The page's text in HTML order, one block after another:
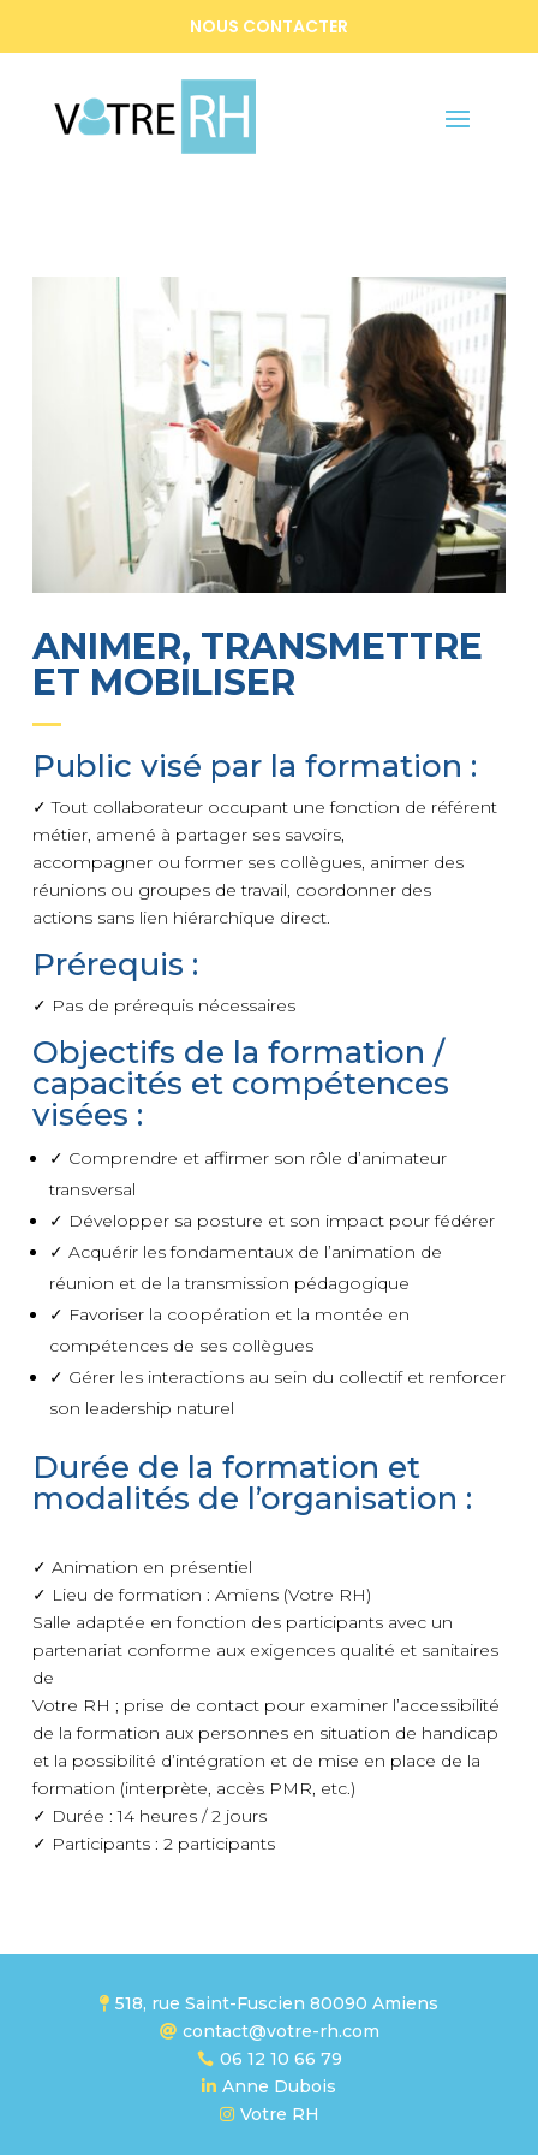
NOUS CONTACTER
ANIMER, TRANSMETTRE
ET MOBILISER
Public visé par la formation :
✓ Tout collaborateur occupant une fonction de référent
métier, amené à partager ses savoirs,
accompagner ou former ses collègues, animer des
réunions ou groupes de travail, coordonner des
actions sans lien hiérarchique direct.
Prérequis :
✓ Pas de prérequis nécessaires
Objectifs de la formation /
capacités et compétences
visées :
✓ Comprendre et affirmer son rôle d’animateur
transversal
✓ Développer sa posture et son impact pour fédérer
✓ Acquérir les fondamentaux de l’animation de
réunion et de la transmission pédagogique
✓ Favoriser la coopération et la montée en
compétences de ses collègues
✓ Gérer les interactions au sein du collectif et renforcer
son leadership naturel
Durée de la formation et
modalités de l’organisation :
✓ Animation en présentiel
✓ Lieu de formation : Amiens (Votre RH)
Salle adaptée en fonction des participants avec un
partenariat conforme aux exigences qualité et sanitaires
de
Votre RH ; prise de contact pour examiner l’accessibilité
de la formation aux personnes en situation de handicap
et la possibilité d’intégration et de mise en place de la
formation (interprète, accès PMR, etc.)
✓ Durée : 14 heures / 2 jours
✓ Participants : 2 participants
 518, rue Saint-Fuscien 80090 Amiens
 contact@votre-rh.com
 06 12 10 66 79
 Anne Dubois
 Votre RH